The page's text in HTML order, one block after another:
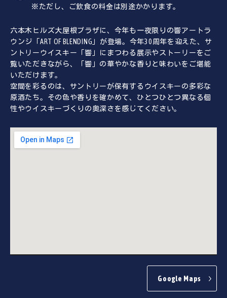
※ただし、ご飲食の料金は別途かかります。
六本木ヒルズ大屋根プラザに、今年も一夜限りの響アートラ
ウンジ「ART OF BLENDING」が登場。今年30周年を迎えた、サ
ントリーウイスキー「響」にまつわる展示やストーリーをご
覧いただきながら、「響」の華やかな香りと味わいをご堪能
いただけます。
空間を彩るのは、サントリーが保有するウイスキーの多彩な
原酒たち。その色や香りを確かめて、ひとつひとつ異なる個
性やウイスキーづくりの奥深さを感じてください。
Google Maps